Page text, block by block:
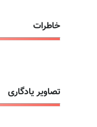
خاطرات
تصاویر یادگاری